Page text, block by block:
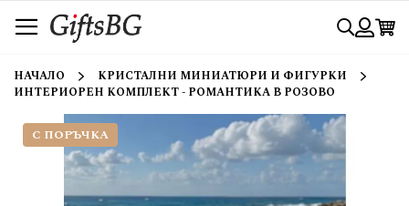
към
съдържанието
Търси
НАЧАЛО
КРИСТАЛНИ МИНИАТЮРИ И ФИГУРКИ
ИНТЕРИОРЕН КОМПЛЕКТ - РОМАНТИКА В РОЗОВО
С ПОРЪЧКА